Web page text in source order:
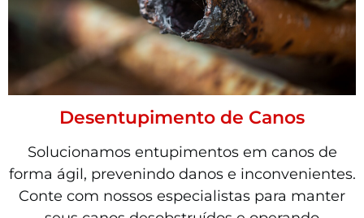
Desentupimento de Canos
Solucionamos entupimentos em canos de
forma ágil, prevenindo danos e inconvenientes.
Conte com nossos especialistas para manter